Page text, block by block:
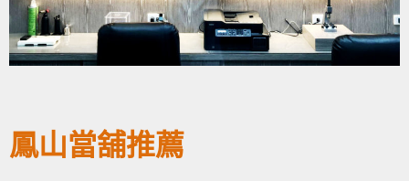
鳳山當舖推薦